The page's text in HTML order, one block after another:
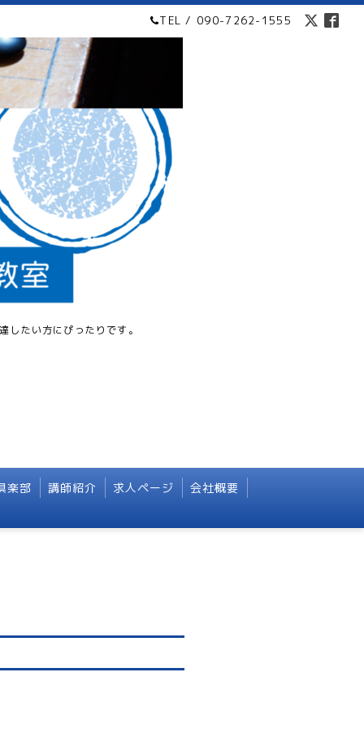
TEL / 090-7262-1555
たい方にぴったりです。
楽部 講師紹介 求人ページ 会社概要